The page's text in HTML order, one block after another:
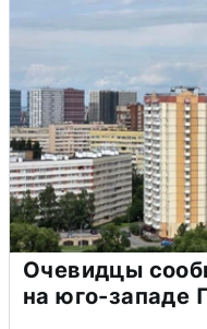
Очевидцы
на юго-западе